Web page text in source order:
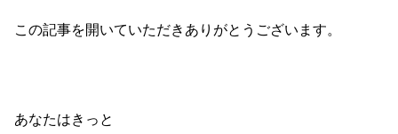
この記事を開いていただきありがとうございます。
あなたはきっと